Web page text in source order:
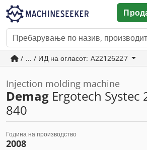
/ ... / ИД на огласот: A22126227
Injection molding machine
Demag Ergotech Systec
840
Година на производство
2008